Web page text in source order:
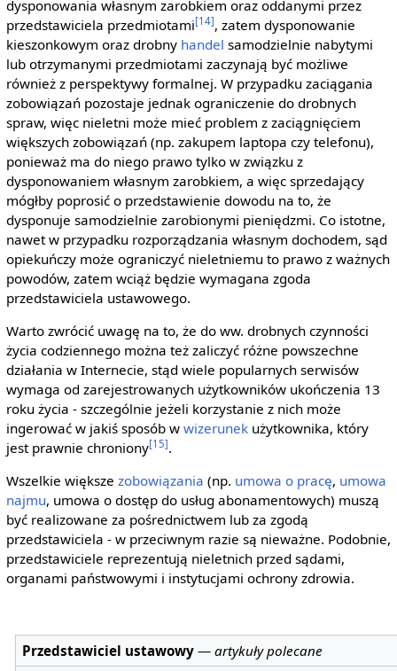
dysponowania własnym zarobkiem oraz oddanymi przez
przedstawiciela przedmiotami[14], zatem dysponowanie
kieszonkowym oraz drobny handel samodzielnie nabytymi
lub otrzymanymi przedmiotami zaczynają być możliwe
również z perspektywy formalnej. W przypadku zaciągania
zobowiązań pozostaje jednak ograniczenie do drobnych
spraw, więc nieletni może mieć problem z zaciągnięciem
większych zobowiązań (np. zakupem laptopa czy telefonu),
ponieważ ma do niego prawo tylko w związku z
dysponowaniem własnym zarobkiem, a więc sprzedający
mógłby poprosić o przedstawienie dowodu na to, że
dysponuje samodzielnie zarobionymi pieniędzmi. Co istotne,
nawet w przypadku rozporządzania własnym dochodem, sąd
opiekuńczy może ograniczyć nieletniemu to prawo z ważnych
powodów, zatem wciąż będzie wymagana zgoda
przedstawiciela ustawowego.
Warto zwrócić uwagę na to, że do ww. drobnych czynności
życia codziennego można też zaliczyć różne powszechne
działania w Internecie, stąd wiele popularnych serwisów
wymaga od zarejestrowanych użytkowników ukończenia 13
roku życia - szczególnie jeżeli korzystanie z nich może
ingerować w jakiś sposób w wizerunekużytkownika, który
jest prawnie chroniony[15].
Wszelkie większe zobowiązania (np. umowa o pracę, umowa
najmu, umowa o dostęp do usług abonamentowych) muszą
być realizowane za pośrednictwem lub za zgodą
przedstawiciela - w przeciwnym razie są nieważne. Podobnie,
przedstawiciele reprezentują nieletnich przed sądami,
organami państwowymi i instytucjami ochrony zdrowia.
Przedstawiciel ustawowy —artykuły polecane